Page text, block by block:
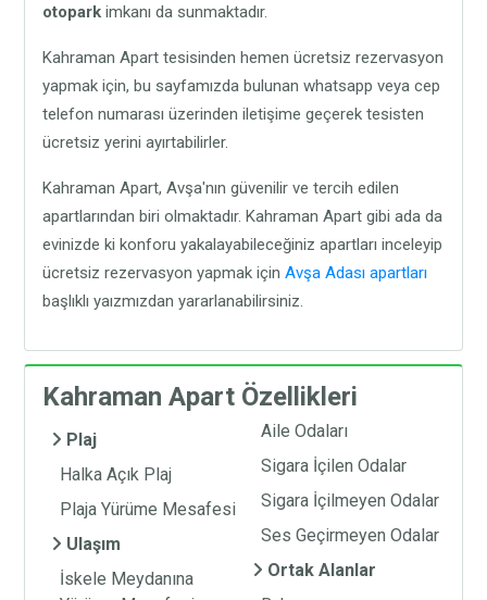
otopark imkanı da sunmaktadır.
Kahraman Apart tesisinden hemen ücretsiz rezervasyon
yapmak için, bu sayfamızda bulunan whatsapp veya cep
telefon numarası üzerinden iletişime geçerek tesisten
ücretsiz yerini ayırtabilirler.
Kahraman Apart, Avşa'nın güvenilir ve tercih edilen
apartlarından biri olmaktadır. Kahraman Apart gibi ada da
evinizde ki konforu yakalayabileceğiniz apartları inceleyip
ücretsiz rezervasyon yapmak içinAvşa Adası apartları
başlıklı yaızmızdan yararlanabilirsiniz.
Kahraman Apart Özellikleri
Plaj
Halka Açık Plaj
Plaja Yürüme Mesafesi
Ulaşım
İskele Meydanına
Aile Odaları
Sigara İçilen Odalar
Sigara İçilmeyen Odalar
Ses Geçirmeyen Odalar
Ortak Alanlar